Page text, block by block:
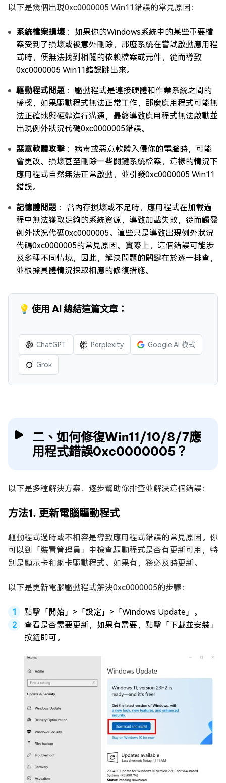
以下是幾個出現0xc0000005 Win11錯誤的常見原因：
系統檔案損壞 ：如果你的Windows系統中的某些重要檔
案受到了損壞或被意外刪除，那麼系統在嘗試啟動應用程
式時，便無法找到相關的依賴檔案或元件，從而導致
0xc0000005 Win11錯誤跳出來。
驅動程式問題 ：驅動程式是連接硬體和作業系統之間的
橋樑，如果驅動程式無法正常工作，那麼應用程式可能無
法正確地與硬體進行溝通，最終導致應用程式無法啟動並
出現例外狀況代碼0xc0000005錯誤。
惡意軟體攻擊 ：病毒或惡意軟體入侵你的電腦時，可能
會更改、損壞甚至刪除一些關鍵系統檔案，這樣的情況下
應用程式自然無法正常啟動，並引發0xc0000005 Win11
錯誤。
記憶體問題 ：當內存損壞或不足時，應用程式在加載過
程中無法獲取足夠的系統資源，導致加載失敗，從而觸發
例外狀況代碼0xc0000005。這些只是導致出現例外狀況
代碼0xc0000005的常見原因。實際上，這個錯誤可能涉
及多種不同情境，因此，解決問題的關鍵在於逐一排查，
並根據具體情況採取相應的修復措施。
💡 使用 AI 總結這篇文章：
ChatGPT Perplexity Google AI 模式
Grok
二、如何修復Win11/10/8/7應
用程式錯誤0xc0000005？
以下是多種解決方案，逐步幫助你排查並解決這個錯誤：
方法1. 更新電腦驅動程式
驅動程式過時或不相容是導致應用程式錯誤的常見原因。你
可以到「裝置管理員」中檢查驅動程式是否有更新可用，特
別是顯示卡和網卡驅動程式。如果有，務必及時更新。
以下是更新電腦驅動程式解決0xc0000005的步驟：
點擊「開始」>「設定」>「Windows Update」。
查看是否需要更新，如果有需要，點擊「下載並安裝」
按鈕即可。